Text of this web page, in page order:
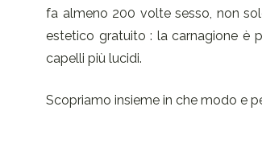
fa almeno 200 volte sesso, non
estetico gratuito : la carnagione è
capelli più lucidi.
Scopriamo insieme in che modo e